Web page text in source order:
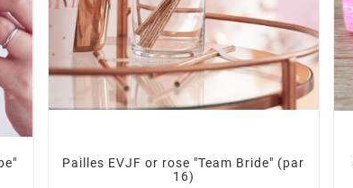
Pailles EVJF or rose "Team Bride" (par
16)